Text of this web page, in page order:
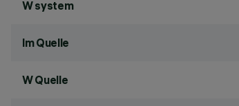
W system
lm Quelle
W Quelle